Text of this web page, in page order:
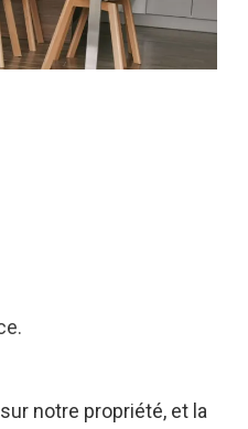
notre propriété, et la